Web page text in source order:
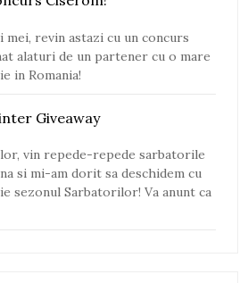
mei, revin astazi cu un concurs
alaturi de un partener cu o mare
in Romania!
Giveaway
vin repede-repede sarbatorile
si mi-am dorit sa deschidem cu
sezonul Sarbatorilor! Va anunt ca